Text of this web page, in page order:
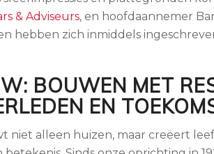
& Adviseurs, en hoofdaannemer
hebben zich inmiddels
BOUWEN MET
EN
niet alleen huizen, maar creëert